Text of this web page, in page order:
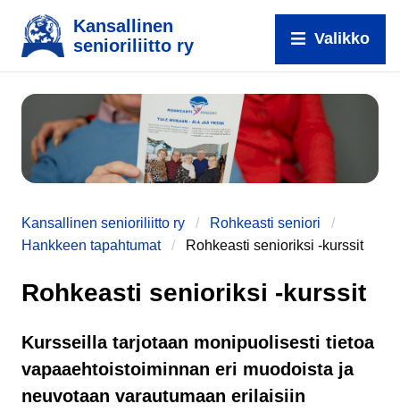
Kansallinen
senioriliitto ry
Valikko
Kansallinen senioriliitto ry
Rohkeasti seniori
Hankkeen tapahtumat
Rohkeasti senioriksi -kurssit
Rohkeasti senioriksi -kurssit
Kursseilla tarjotaan monipuolisesti tietoa
vapaaehtoistoiminnan eri muodoista ja
neuvotaan varautumaan erilaisiin